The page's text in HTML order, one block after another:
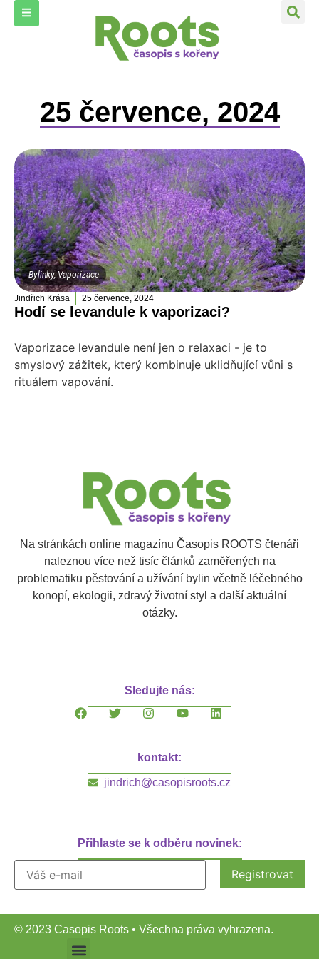
25 července, 2024
Bylinky,Vaporizace
Jindřich Krása 25 července, 2024
Hodí se levandule k vaporizaci?
Vaporizace levandule není jen o relaxaci - je to
smyslový zážitek, který kombinuje uklidňující vůni s
rituálem vapování.
Na stránkách online magazínu Časopis ROOTS čtenáři
naleznou více než tisíc článků zaměřených na
problematiku pěstování a užívání bylin včetně léčebného
konopí, ekologii, zdravý životní styl a další aktuální
otázky.
Sledujte nás:
kontakt:
jindrich@casopisroots.cz
Přihlaste se k odběru novinek:
© 2023 Casopis Roots • Všechna práva vyhrazena.